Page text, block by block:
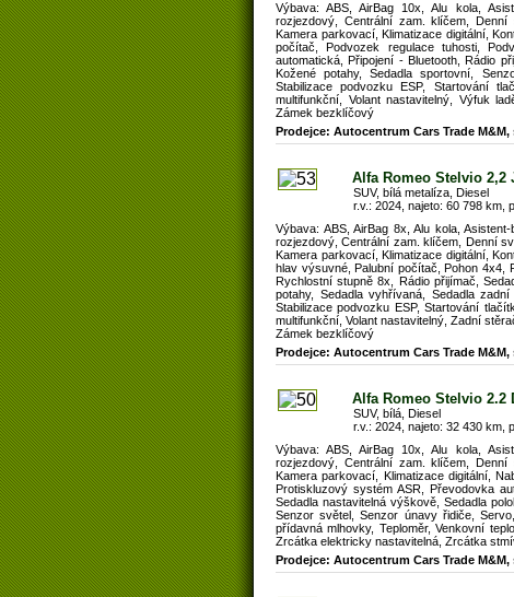
Výbava: ABS, AirBag 10x, Alu kola,
rozjezdový, Centrální zam. klíčem,
Kamera parkovací, Klimatizace digitální,
počítač, Podvozek regulace tuhosti,
automatická, Připojení - Bluetooth, Rádio
Kožené potahy, Sedadla sportovní,
Stabilizace podvozku ESP, Startování
multifunkční, Volant nastavitelný, Výfuk
Zámek bezklíčový
Prodejce: Autocentrum Cars Trade
Alfa Romeo Stelvio 2,2
SUV, bílá metalíza, Diesel
r.v.: 2024, najeto: 60 798 km,
Výbava: ABS, AirBag 8x, Alu kola,
rozjezdový, Centrální zam. klíčem, Denní
Kamera parkovací, Klimatizace digitální,
hlav výsuvné, Palubní počítač, Pohon 4x4,
Rychlostní stupně 8x, Rádio přijímač,
potahy, Sedadla vyhřívaná, Sedadla
Stabilizace podvozku ESP, Startování
multifunkční, Volant nastavitelný, Zadní
Zámek bezklíčový
Prodejce: Autocentrum Cars Trade
Alfa Romeo Stelvio 2.2
SUV, bílá, Diesel
r.v.: 2024, najeto: 32 430 km,
Výbava: ABS, AirBag 10x, Alu kola,
rozjezdový, Centrální zam. klíčem,
Kamera parkovací, Klimatizace digitální,
Protiskluzový systém ASR, Převodovka
Sedadla nastavitelná výškově, Sedadla
Senzor světel, Senzor únavy řidiče,
přídavná mlhovky, Teploměr, Venkovní
Zrcátka elektricky nastavitelná, Zrcátka
Prodejce: Autocentrum Cars Trade